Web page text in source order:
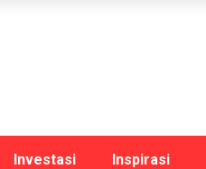
Investasi Inspirasi